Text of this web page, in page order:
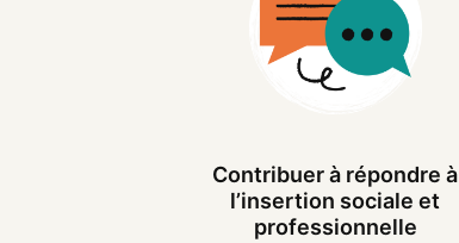
Contribuer à répondre à
l’insertion sociale et
professionnelle